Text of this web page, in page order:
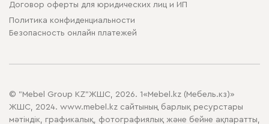
Договор оферты для юридических лиц и ИП
Политика конфиденциальности
Безопасность онлайн платежей
© "Mebel Group KZ"ЖШС, 2026. 1«Mebel.kz (Мебель.кз)»
ЖШС, 2024. www.mebel.kz сайтының барлық ресурстары
мәтіндік, графикалық, фотографиялық және бейне ақпаратты,